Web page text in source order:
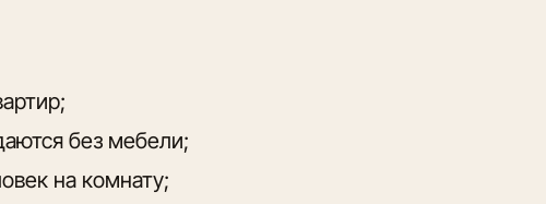
без мебели;
на комнату;